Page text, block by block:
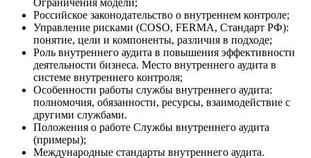
Ограничения модели;
Российское законодательство о внутреннем контроле;
Управление рисками (COSO, FERMA, Стандарт РФ):
понятие, цели и компоненты, различия в подходе;
Роль внутреннего аудита в повышения эффективности
деятельности бизнеса. Место внутреннего аудита в
системе внутреннего контроля;
Особенности работы службы внутреннего аудита:
полномочия, обязанности, ресурсы, взаимодействие с
другими службами.
Положения о работе Службы внутреннего аудита
(примеры);
Международные стандарты внутреннего аудита.